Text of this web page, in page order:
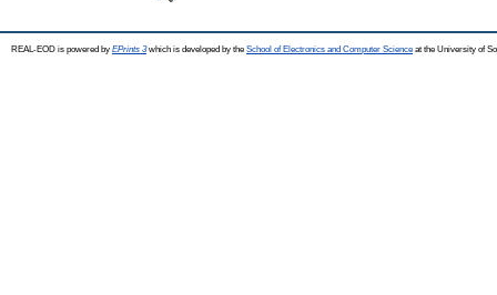
REAL-EOD is powered by EPrints 3which is developed by the School of Electronics and Computer Science at the University of